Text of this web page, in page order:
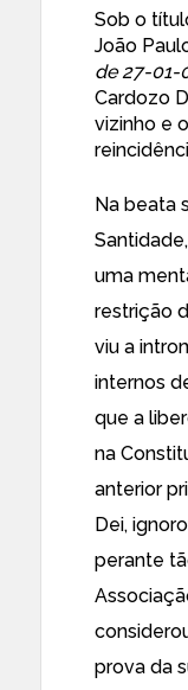
Sob o
João
de 27-01-
Cardozo
vizinho e
Na beata
uma
restrição
viu a
internos
que a
na
anterior
Dei,
perante
prova da